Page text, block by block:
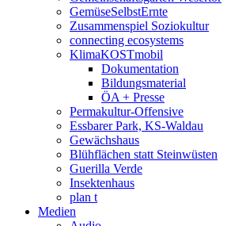
GemüseSelbstErnte
Zusammenspiel Soziokultur
connecting ecosystems
KlimaKOSTmobil
Dokumentation
Bildungsmaterial
ÖA + Presse
Permakultur-Offensive
Essbarer Park, KS-Waldau
Gewächshaus
Blühflächen statt Steinwüsten
Guerilla Verde
Insektenhaus
plan t
Medien